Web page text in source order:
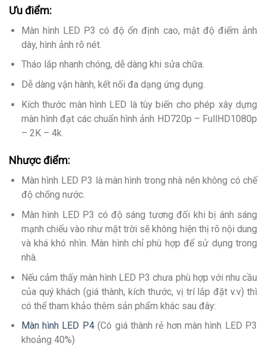
Ưu điểm:
Màn hình LED P3 có độ ổn định cao, mật độ điểm ảnh
dày, hình ảnh rõ nét.
Tháo lắp nhanh chóng, dễ dàng khi sửa chữa.
Dễ dàng vận hành, kết nối đa dạng ứng dụng.
Kích thước màn hình LED là tùy biến cho phép xây dựng
màn hình đạt các chuẩn hình ảnh HD720p – FullHD1080p
– 2K – 4k.
Nhược điểm:
Màn hình LED P3 là màn hình trong nhà nên không có chế
độ chống nước.
Màn hình LED P3 có độ sáng tương đối khi bị ánh sáng
mạnh chiếu vào như mặt trời sẽ không hiện thị rõ nội dung
và khá khó nhìn. Màn hình chỉ phù hợp để sử dụng trong
nhà.
Nếu cảm thấy màn hình LED P3 chưa phù hợp với nhu cầu
của quý khách (giá thành, kích thước, vị trí lắp đặt v.v) thì
có thể tham khảo thêm sản phẩm khác sau đây:
Màn hình LED P4(Có giá thành rẻ hơn màn hình LED P3
khoảng 40%)